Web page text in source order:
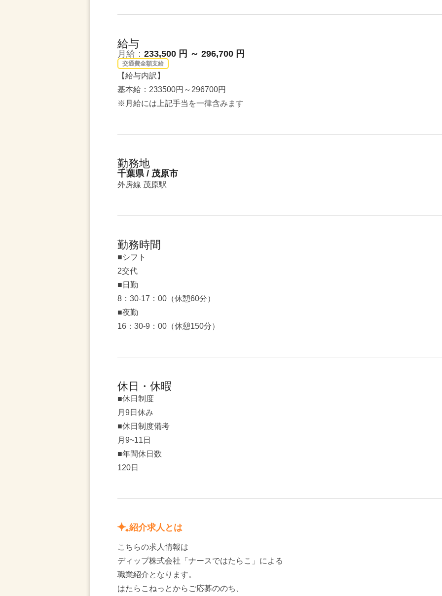
給与
月給： 233,500 円 ～ 296,700 円
交通費全額支給
【給与内訳】
基本給：233500円～296700円
※月給には上記手当を一律含みます
勤務地
千葉県 / 茂原市
外房線 茂原駅
勤務時間
■シフト
2交代
■日勤
8：30-17：00（休憩60分）
■夜勤
16：30-9：00（休憩150分）
休日・休暇
■休日制度
月9日休み
■休日制度備考
月9~11日
■年間休日数
120日
紹介求人とは
こちらの求人情報は
ディップ株式会社「ナースではたらこ」による
職業紹介となります。
はたらこねっとからご応募ののち、